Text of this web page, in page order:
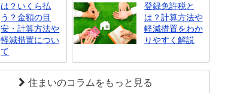
は？いくら払
う？金額の目
安・計算方法や
軽減措置につい
て
登録免許税と
は？計算方法や
軽減措置をわか
りやすく解説
住まいのコラムをもっと見る